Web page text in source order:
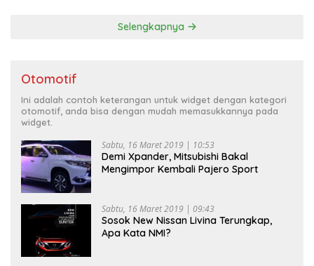
Selengkapnya
Otomotif
Ini adalah contoh keterangan untuk widget dengan kategori
otomotif, anda bisa dengan mudah memasukkannya pada
widget.
Sabtu, 16 Maret 2019 | 10:53
Demi Xpander, Mitsubishi Bakal
Mengimpor Kembali Pajero Sport
Sabtu, 16 Maret 2019 | 09:43
Sosok New Nissan Livina Terungkap,
Apa Kata NMI?